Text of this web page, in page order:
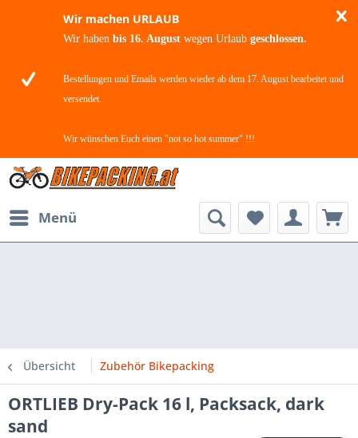
Wir machen URLAUB
Wir haben bis 16. August wegen Urlaub geschlossen.
Bestellungen und Emails werden wieder ab dem 17. August bearbeitet und
versendet.
Wir wünschen Euch einen "not so hot summer" !!!
Menü
Übersicht Zubehör Bikepacking
ORTLIEB Dry-Pack 16 l, Packsack, dark
sand